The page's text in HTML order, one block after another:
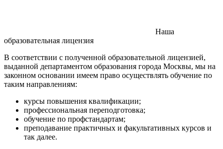
Наша
образовательная лицензия
В соответствии с полученной образовательной лицензией,
выданной департаментом образования города Москвы, мы на
законном основании имеем право осуществлять обучение по
таким направлениям:
курсы повышения квалификации;
профессиональная переподготовка;
обучение по профстандартам;
преподавание практичных и факультативных курсов и
так далее.